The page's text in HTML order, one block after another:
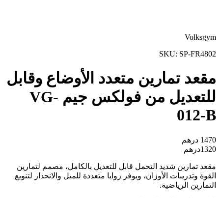
Volksgym
SKU: SP-FR4802
مقعد تمارين متعدد الأوضاع وقابل
للتعديل من فولكس جيم VG-
012-B
1470 درهم
1320درهم
مقعد تمارين شديد التحمل قابل للتعديل بالكامل، مصمم لتمارين
القوة وتدريبات الأوزان، ويوفر زوايا متعددة للميل والانحدار لتنويع
التمارين الرياضية.